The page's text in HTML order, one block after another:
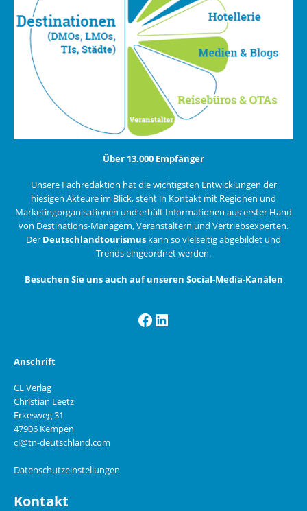
Über 13.000 Empfänger
Unsere Fachredaktion hat die wichtigsten Entwicklungen der
hiesigen Akteure im Blick, steht in Kontakt mit Regionen und
Marketingorganisationen und erhält Informationen aus erster Hand
von Destinations-Managern, Veranstaltern und Vertriebsexperten.
Der Deutschlandtourismus kann so vielseitig abgebildet und
Trends eingeordnet werden.
Besuchen Sie uns auch auf unseren Social-Media-Kanälen
Facebook
LinkedIn
Anschrift
CL Verlag
Christian Leetz
Erkesweg 31
47906 Kempen
cl@tn-deutschland.com
Datenschutzeinstellungen
Kontakt